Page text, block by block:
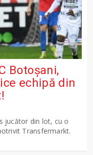
Botoșani,
echipă din
jucător din lot, cu o
Transfermarkt.